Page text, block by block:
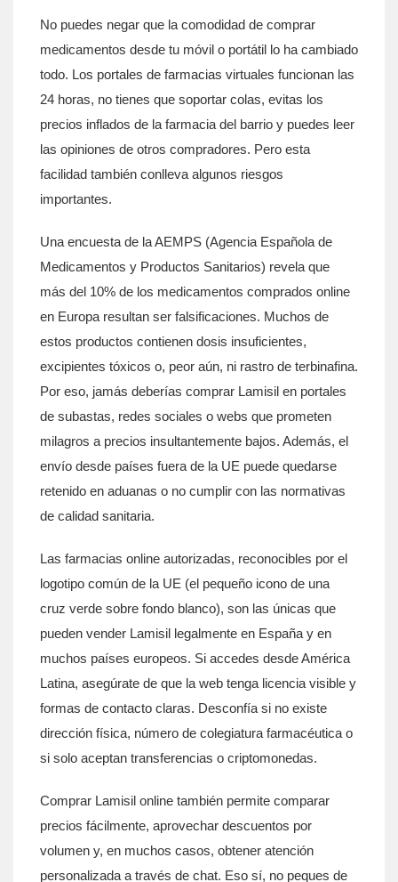
No puedes negar que la comodidad de comprar
medicamentos desde tu móvil o portátil lo ha cambiado
todo. Los portales de farmacias virtuales funcionan las
24 horas, no tienes que soportar colas, evitas los
precios inflados de la farmacia del barrio y puedes leer
las opiniones de otros compradores. Pero esta
facilidad también conlleva algunos riesgos
importantes.
Una encuesta de la AEMPS (Agencia Española de
Medicamentos y Productos Sanitarios) revela que
más del 10% de los medicamentos comprados online
en Europa resultan ser falsificaciones. Muchos de
estos productos contienen dosis insuficientes,
excipientes tóxicos o, peor aún, ni rastro de terbinafina.
Por eso, jamás deberías comprar Lamisil en portales
de subastas, redes sociales o webs que prometen
milagros a precios insultantemente bajos. Además, el
envío desde países fuera de la UE puede quedarse
retenido en aduanas o no cumplir con las normativas
de calidad sanitaria.
Las farmacias online autorizadas, reconocibles por el
logotipo común de la UE (el pequeño icono de una
cruz verde sobre fondo blanco), son las únicas que
pueden vender Lamisil legalmente en España y en
muchos países europeos. Si accedes desde América
Latina, asegúrate de que la web tenga licencia visible y
formas de contacto claras. Desconfía si no existe
dirección física, número de colegiatura farmacéutica o
si solo aceptan transferencias o criptomonedas.
Comprar Lamisil online también permite comparar
precios fácilmente, aprovechar descuentos por
volumen y, en muchos casos, obtener atención
personalizada a través de chat. Eso sí, no peques de